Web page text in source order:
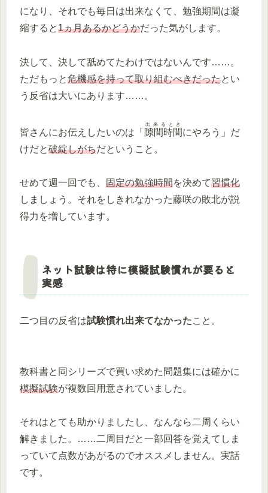
になり、それでも毎日は出来なくて、勉強期間は凝
縮すると1ヵ月あるかどうかだった気がします。
決して、決して舐めてたわけではないんです……。
ただもっと危機感を持って取り組むべきだったとい
う反省は大いにあります……。
皆さんにお伝えしたいのは「 隙間時間
出来るとき
にやろう」だ
けだと破綻しがちだということ。
せめて週一回でも、 固定の勉強時間を決めて習慣化
しましょう。それをしきれなかった藤咲の敗北が説
得力を増しています。
ネット試験は特に模擬試験慣れが要ると
実感
二つ目の反省は試験慣れ出来てなかったこと。
教科書と同シリーズで買い求めた問題集には確かに
模擬試験が複数回用意されていました。
それはとても助かりましたし、なんなら二周くらい
解きました。……二周目だと一部回答を覚えてしま
っていて点数があがるのでオススメしません。実話
です。